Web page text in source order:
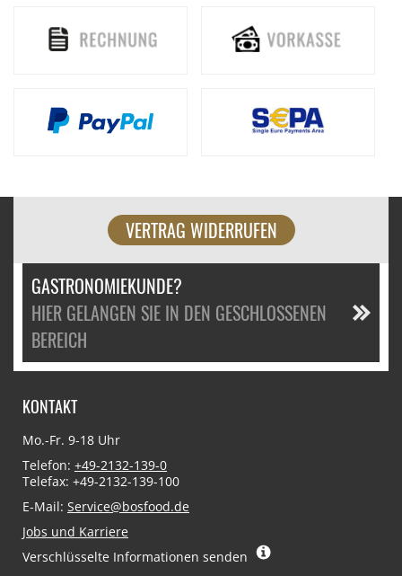
VERTRAG WIDERRUFEN
GASTRONOMIEKUNDE?
HIER GELANGEN SIE IN DEN GESCHLOSSENEN
BEREICH
KONTAKT
Mo.-Fr. 9-18 Uhr
Telefon: +49-2132-139-0
Telefax: +49-2132-139-100
E-Mail: Service@bosfood.de
Jobs und Karriere
Verschlüsselte Informationen senden